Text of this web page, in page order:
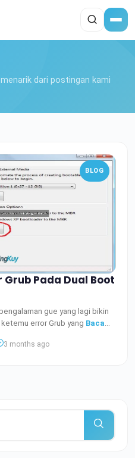
dari postingan kami
BLOG
Pada Dual Boot
gue yang lagi bikin
error Grub yang Baca
3 months ago